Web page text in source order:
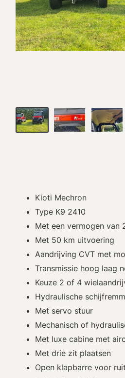
Kioti Mechron
Type K9 2410
Met een vermogen van
Met 50 km uitvoering
Aandrijving CVT met
Transmissie hoog laag
Keuze 2 of 4
Hydraulische
Met servo stuur
Mechanisch of
Met luxe cabine met
Met drie zit plaatsen
Open klapbarre voor ruit